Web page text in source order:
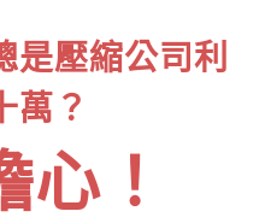
是壓縮公司利
萬？
心！